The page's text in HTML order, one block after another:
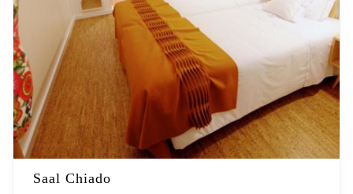
Saal Chiado